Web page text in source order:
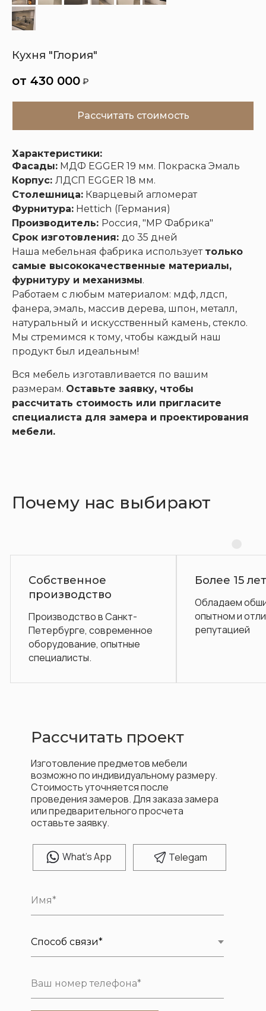
Кухни Шкафы
Кухня "Глория"
430 000 ₽
Рассчитать стоимость
Характеристики:
Фасады: МДФ EGGER 19 мм. Покраска Эмаль
Корпус: ЛДСП EGGER 18 мм.
Столешница: Кварцевый агломерат
Фурнитура: Hettich (Германия)
Производитель: Россия, "МР Фабрика"
Срок изготовления: до 35 дней
Наша мебельная фабрика использует только
самые высококачественные материалы,
фурнитуру и механизмы.
Работаем с любым материалом: мдф, лдсп,
фанера, эмаль, массив дерева, шпон, металл,
натуральный и искусственный камень, стекло.
Мы стремимся к тому, чтобы каждый наш
продукт был идеальным!
Вся мебель изготавливается по вашим
размерам. Оставьте заявку, чтобы
рассчитать стоимость или пригласите
специалиста для замера и проектирования
мебели.
Почему нас выбирают
Более 15 лет на рынке
Обладаем обширным
опытном и отличной
репутацией
What's App Telegam
Рассчитать проект
Изготовление предметов мебели
возможно по индивидуальному размеру.
Стоимость уточняется после
проведения замеров. Для заказа замера
или предварительного просчета
оставьте заявку.